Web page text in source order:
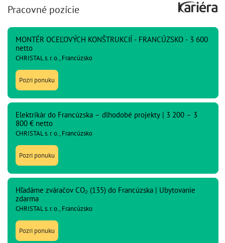
Pracovné pozície
MONTÉR OCEĽOVÝCH KONŠTRUKCIÍ - FRANCÚZSKO - 3 600
netto
CHRISTAL s. r. o., Francúzsko
Pozri ponuku
Elektrikár do Francúzska – dlhodobé projekty | 3 200 – 3
800 € netto
CHRISTAL s. r. o., Francúzsko
Pozri ponuku
Hľadáme zváračov CO₂ (135) do Francúzska | Ubytovanie
zdarma
CHRISTAL s. r. o., Francúzsko
Pozri ponuku